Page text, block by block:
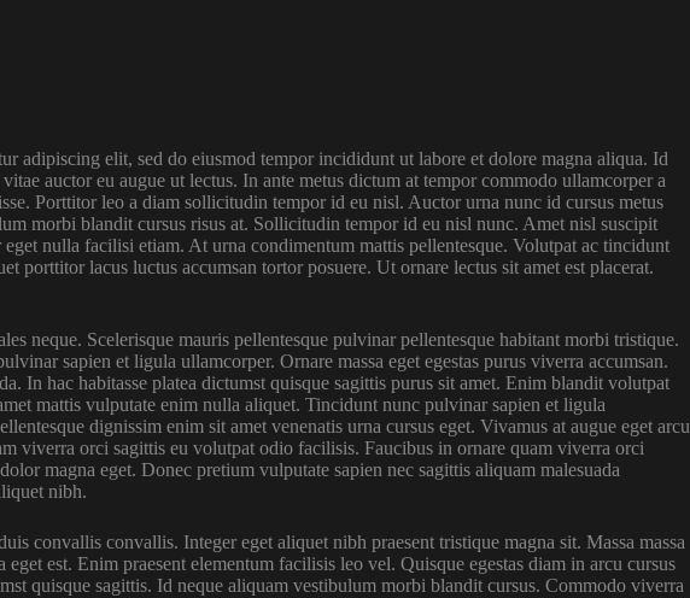
adipiscing elit, sed do eiusmod tempor incididunt ut labore et dolore magna aliqua. Id
auctor eu augue ut lectus. In ante metus dictum at tempor commodo ullamcorper a
Porttitor leo a diam sollicitudin tempor id eu nisl. Auctor urna nunc id cursus metus
morbi blandit cursus risus at. Sollicitudin tempor id eu nisl nunc. Amet nisl suscipit
nulla facilisi etiam. At urna condimentum mattis pellentesque. Volutpat ac tincidunt
porttitor lacus luctus accumsan tortor posuere. Ut ornare lectus sit amet est placerat.
neque. Scelerisque mauris pellentesque pulvinar pellentesque habitant morbi tristique.
sapien et ligula ullamcorper. Ornare massa eget egestas purus viverra accumsan.
In hac habitasse platea dictumst quisque sagittis purus sit amet. Enim blandit volutpat
mattis vulputate enim nulla aliquet. Tincidunt nunc pulvinar sapien et ligula
dignissim enim sit amet venenatis urna cursus eget. Vivamus at augue eget arcu
viverra orci sagittis eu volutpat odio facilisis. Faucibus in ornare quam viverra orci
magna eget. Donec pretium vulputate sapien nec sagittis aliquam malesuada
nibh.
convallis convallis. Integer eget aliquet nibh praesent tristique magna sit. Massa massa
est. Enim praesent elementum facilisis leo vel. Quisque egestas diam in arcu cursus
quisque sagittis. Id neque aliquam vestibulum morbi blandit cursus. Commodo viverra